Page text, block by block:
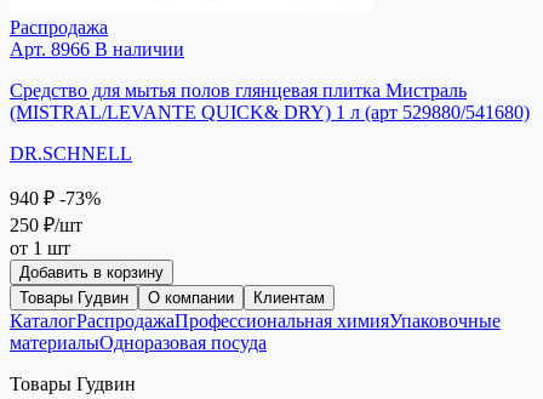
Распродажа
Арт. 8966 В наличии
Средство для мытья полов глянцевая плитка Мистраль
(MISTRAL/LEVANTE QUICK& DRY) 1 л (арт 529880/541680)
DR.SCHNELL
940 ₽ -73%
250 ₽/шт
от 1 шт
Добавить в корзину
Товары Гудвин
О компании Клиентам
КаталогРаспродажаПрофессиональная химияУпаковочные
материалыОдноразовая посуда
Товары Гудвин